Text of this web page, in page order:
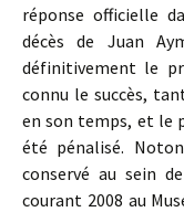
réponse officielle
décès de Juan
définitivement le
connu le succès,
en son temps, et le
été pénalisé.
conservé au sein
courant 2008 au